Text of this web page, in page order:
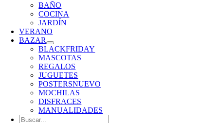
BAÑO
COCINA
JARDÍN
VERANO
BAZAR
BLACKFRIDAY
MASCOTAS
REGALOS
JUGUETES
POSTERSNUEVO
MOCHILAS
DISFRACES
MANUALIDADES
Buscar: